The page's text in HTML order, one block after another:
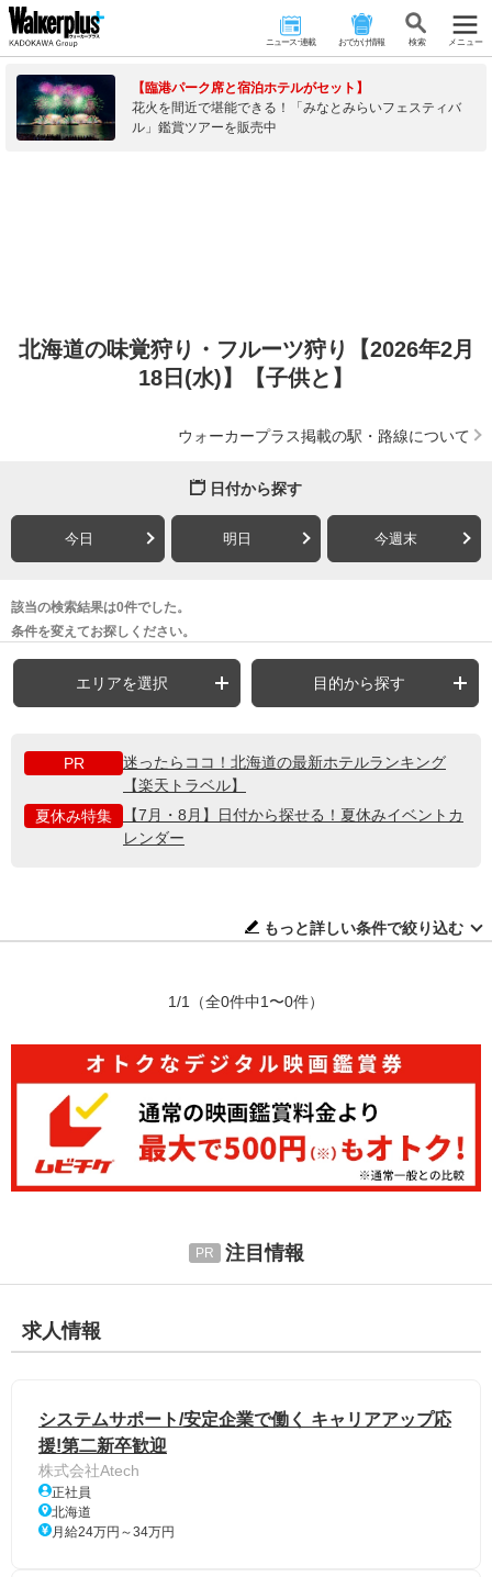
ニュース･連載 おでかけ情報 検 索 メニュー
【臨港パーク席と宿泊ホテルがセット】
花火を間近で堪能できる！「みなとみらいフェスティバ
ル」鑑賞ツアーを販売中
北海道の味覚狩り・フルーツ狩り【2026年2月
18日(水)】【子供と】
ウォーカープラス掲載の駅・路線について
日付から探す
今日 明日 今週末
該当の検索結果は0件でした。
条件を変えてお探しください。
エリアを選択 目的から探す
PR
迷ったらココ！北海道の最新ホテルランキング
【楽天トラベル】
夏休み特集
【7月・8月】日付から探せる！夏休みイベントカ
レンダー
もっと詳しい条件で絞り込む
1/1 （全0件中1〜0件）
注目情報
求人情報
システムサポート/安定企業で働く キャリアアップ応
援!第二新卒歓迎
株式会社Atech
正社員
北海道
月給24万円～34万円